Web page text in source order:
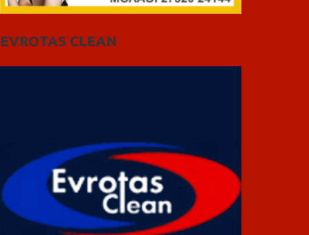
EVROTAS CLEAN